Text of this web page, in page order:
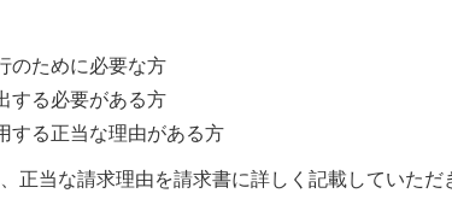
のために必要な方
する必要がある方
する正当な理由がある方
正当な請求理由を請求書に詳しく記載していただ